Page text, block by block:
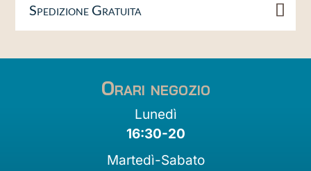
Spedizione Gratuita
Orari negozio
Lunedì
16:30-20
Martedì-Sabato